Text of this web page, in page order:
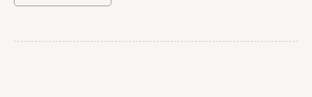
に娘が空を見上げていて私「どうしたの？」娘「パパ、あの雲、
だけ縦で昇り龍みたいだね～」娘「あの雲だけだから本当に龍な